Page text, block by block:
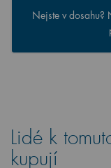
Nejste v dosahu?
Lidé k
kupují